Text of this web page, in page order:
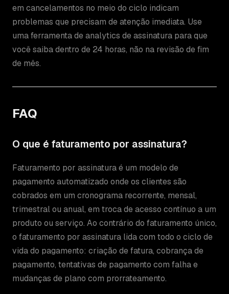
em cancelamentos no meio do ciclo indicam
problemas que precisam de atenção imediata. Use
uma ferramenta de analytics de assinatura para que
você saiba dentro de 24 horas, não na revisão de fim
de mês.
FAQ
O que é faturamento por assinatura?
Faturamento por assinatura é um modelo de
pagamento automatizado onde os clientes são
cobrados em um cronograma recorrente, mensal,
trimestral ou anual, em troca de acesso contínuo a um
produto ou serviço. Ao contrário do faturamento único,
o faturamento por assinatura lida com todo o ciclo de
vida do pagamento: criação de fatura, cobrança de
pagamento, tentativas de pagamento com falha e
mudanças de plano com prorrateamento.